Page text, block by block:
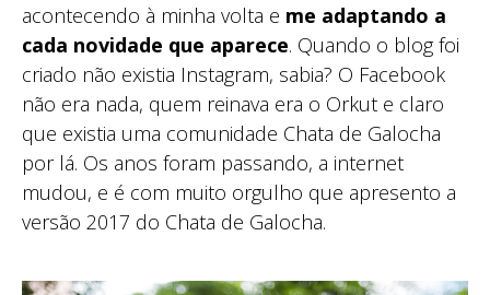
acontecendo à minha volta e me adaptando a
cada novidade que aparece. Quando o blog foi
criado não existia Instagram, sabia? O Facebook
não era nada, quem reinava era o Orkut e claro
que existia uma comunidade Chata de Galocha
por lá. Os anos foram passando, a internet
mudou, e é com muito orgulho que apresento a
versão 2017 do Chata de Galocha.